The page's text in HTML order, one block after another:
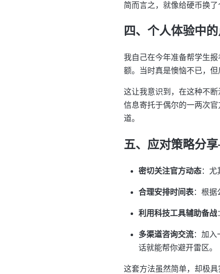
简而言之，就像给硬币换
四、个人体验中
我自己在今年准备帮学生
额。当时真是懊恼不已，
这让我意识到，在这种不断
信息寄托于偶尔的一两次
道。
五、应对策略分
密切关注官方动态：尤
合理安排时间表：根据
利用科技工具辅助备战
多渠道咨询交流：加
话就能帮你避开雷区。
这套方法虽然简单，却极